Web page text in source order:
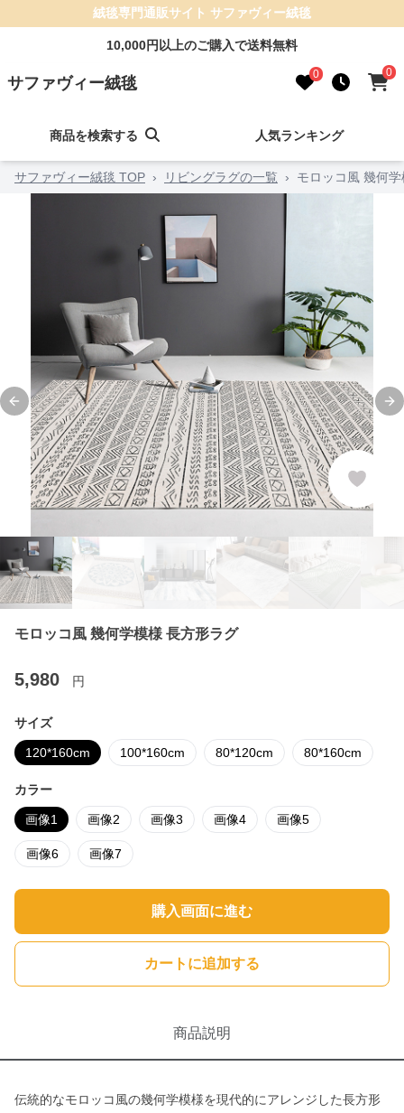
絨毯専門通販サイト サファヴィー絨毯
10,000円以上のご購入で送料無料
サファヴィー絨毯 0 0
商品を検索する 人気ランキング
サファヴィー絨毯 TOP › リビングラグの一覧 › モロッコ風 幾何
Previous slide
モロッコ風 幾何学模様 長方形ラグ
5,980 円
サイズ
120*160cm 100*160cm 80*120cm 80*160cm
カラー
画像1 画像2 画像3 画像4 画像5
画像6 画像7
購入画面に進む
カートに追加する
商品説明
伝統的なモロッコ風の幾何学模様を現代的にアレンジした長方形